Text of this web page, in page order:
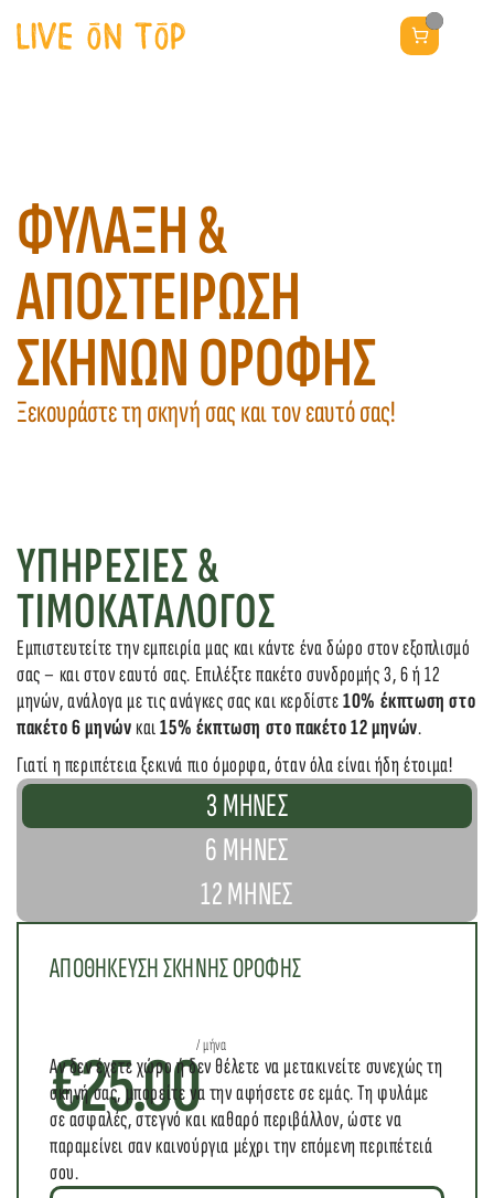
ΦΥΛΑΞΗ &
ΑΠΟΣΤΕΙΡΩΣΗ
ΣΚΗΝΩΝ ΟΡΟΦΗΣ
Ξεκουράστε τη σκηνή σας και τον εαυτό σας!
ΥΠΗΡΕΣΙΕΣ &
ΤΙΜΟΚΑΤΑΛΟΓΟΣ
Εμπιστευτείτε την εμπειρία μας και κάντε ένα δώρο στον εξοπλισμό
σας – και στον εαυτό σας. Επιλέξτε πακέτο συνδρομής 3, 6 ή 12
μηνών, ανάλογα με τις ανάγκες σας και κερδίστε 10% έκπτωση στο
πακέτο 6 μηνών και 15% έκπτωση στο πακέτο 12 μηνών.
Γιατί η περιπέτεια ξεκινά πιο όμορφα, όταν όλα είναι ήδη έτοιμα!
ΑΠΟΘΗΚΕΥΣΗ ΣΚΗΝΗΣ ΟΡΟΦΗΣ
€25.00/ μήνα
Αν δεν έχετε χώρο ή δεν θέλετε να μετακινείτε συνεχώς τη
σκηνή σας, μπορείτε να την αφήσετε σε εμάς. Τη φυλάμε
σε ασφαλές, στεγνό και καθαρό περιβάλλον, ώστε να
παραμείνει σαν καινούργια μέχρι την επόμενη περιπέτειά
σου.
3 ΜΗΝΕΣ
6 ΜΗΝΕΣ
12 ΜΗΝΕΣ